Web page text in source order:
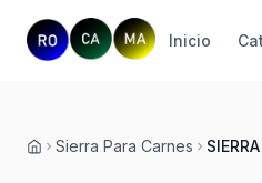
Inicio
Inicio
Sierra Para Carnes